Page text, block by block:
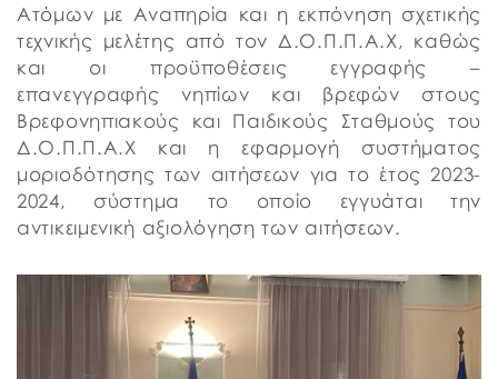
Ατόμων με Αναπηρία και η εκπόνηση σχετικής
τεχνικής μελέτης από τον Δ.Ο.Π.Π.Α.Χ, καθώς
και οι προϋποθέσεις εγγραφής –
επανεγγραφής νηπίων και βρεφών στους
Βρεφονηπιακούς και Παιδικούς Σταθμούς του
Δ.Ο.Π.Π.Α.Χ και η εφαρμογή συστήματος
μοριοδότησης των αιτήσεων για το έτος 2023-
2024, σύστημα το οποίο εγγυάται την
αντικειμενική αξιολόγηση των αιτήσεων.